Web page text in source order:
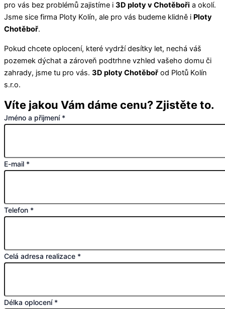
pro vás bez problémů zajistíme i 3D ploty v Chotěboři a okolí.
Jsme sice firma Ploty Kolín, ale pro vás budeme klidně i Ploty
Chotěboř.
Pokud chcete oplocení, které vydrží desítky let, nechá váš
pozemek dýchat a zároveň podtrhne vzhled vašeho domu či
zahrady, jsme tu pro vás. 3D ploty Chotěboř od Plotů Kolín
s.r.o.
Víte jakou Vám dáme cenu? Zjistěte to.
Jméno a přijmení *
E-mail *
Telefon *
Celá adresa realizace *
Délka oplocení *